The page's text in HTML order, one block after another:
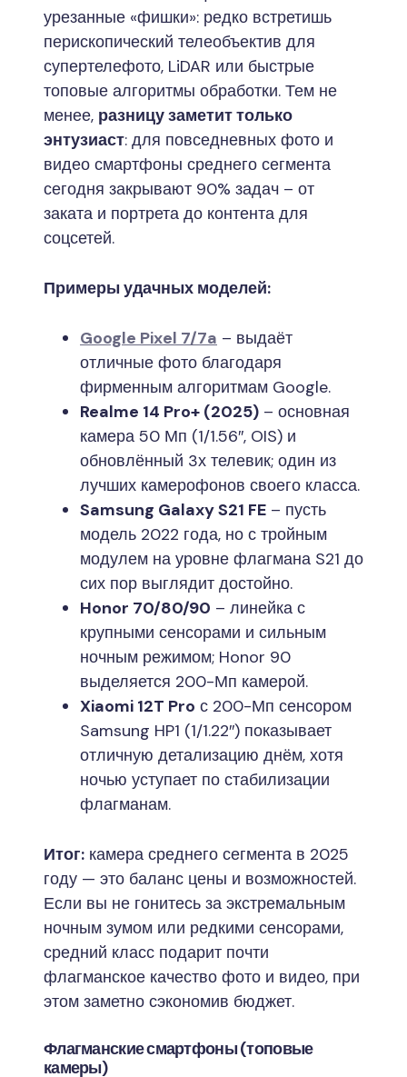
урезанные «фишки»: редко встретишь
перископический телеобъектив для
супертелефото, LiDAR или быстрые
топовые алгоритмы обработки. Тем не
менее, разницу заметит только
энтузиаст: для повседневных фото и
видео смартфоны среднего сегмента
сегодня закрывают 90% задач – от
заката и портрета до контента для
соцсетей.
Примеры удачных моделей:
Google Pixel 7/7a – выдаёт
отличные фото благодаря
фирменным алгоритмам Google.
Realme 14 Pro+ (2025) – основная
камера 50 Мп (1/1.56″, OIS) и
обновлённый 3х телевик; один из
лучших камерофонов своего класса.
Samsung Galaxy S21 FE – пусть
модель 2022 года, но с тройным
модулем на уровне флагмана S21 до
сих пор выглядит достойно.
Honor 70/80/90 – линейка с
крупными сенсорами и сильным
ночным режимом; Honor 90
выделяется 200-Мп камерой.
Xiaomi 12T Pro с 200-Мп сенсором
Samsung HP1 (1/1.22″) показывает
отличную детализацию днём, хотя
ночью уступает по стабилизации
флагманам.
Итог: камера среднего сегмента в 2025
году — это баланс цены и возможностей.
Если вы не гонитесь за экстремальным
ночным зумом или редкими сенсорами,
средний класс подарит почти
флагманское качество фото и видео, при
этом заметно сэкономив бюджет.
Флагманские смартфоны (топовые
камеры)